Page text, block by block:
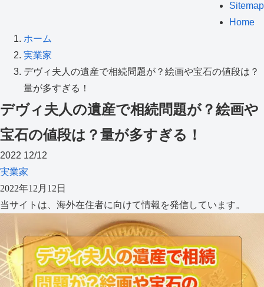
Sitemap
Home
ホーム
実業家
デヴィ夫人の遺産で相続問題が？絵画や宝石の値段は？
量が多すぎる！
デヴィ夫人の遺産で相続問題が？絵画や
宝石の値段は？量が多すぎる！
2022 12/12
実業家
2022年12月12日
当サイトは、海外在住者に向けて情報を発信しています。